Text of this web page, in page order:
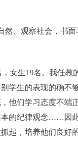
、观察社会，书面
，女生19名。我任
学生的表现的确不
他们学习态度不端
的纪律观念……因
起，培养他们良好